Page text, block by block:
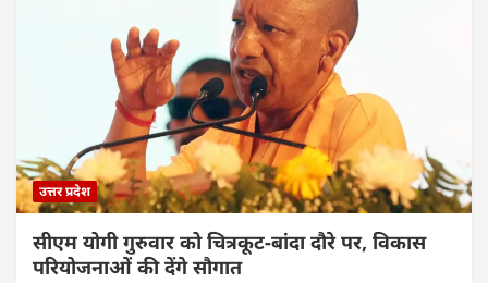
उत्तर प्रदेश
सीएम योगी गुरुवार को चित्रकूट-बांदा दौरे पर, विकास
परियोजनाओं की देंगे सौगात